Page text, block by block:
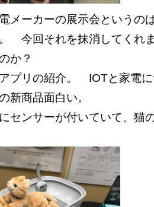
メーカーの展示会というの
今回それを抹消してくれ
か？
プリの紹介。 IOTと家電
新商品面白い。
センサーが付いていて、猫